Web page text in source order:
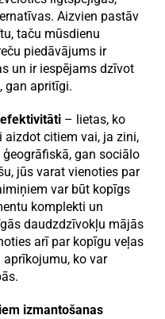
Aizvien pastāv
taču mūsdienu
piedāvājums ir
un ir iespējams dzīvot
gan apritīgi.
– lietas, ko
aizdot citiem vai, ja zini,
gan sociālo
jūs varat vienoties par
var būt kopīgs
komplekti un
daudzdzīvokļu mājās
arī par kopīgu veļas
aprīkojumu, ko var
izmantošanas